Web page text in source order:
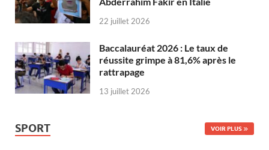
22 juillet 2026
Baccalauréat 2026 : Le taux de
réussite grimpe à 81,6% après le
rattrapage
13 juillet 2026
SPORT VOIR PLUS